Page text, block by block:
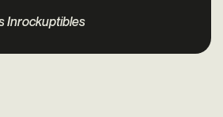
Inrockuptibles